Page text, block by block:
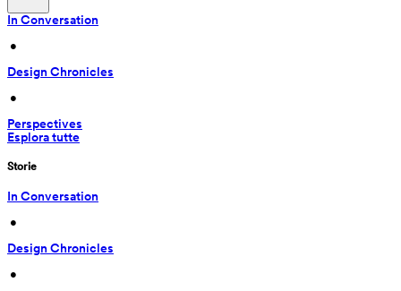
In Conversation
•
Design Chronicles
•
Perspectives
Esplora tutte
Storie
In Conversation
•
Design Chronicles
•